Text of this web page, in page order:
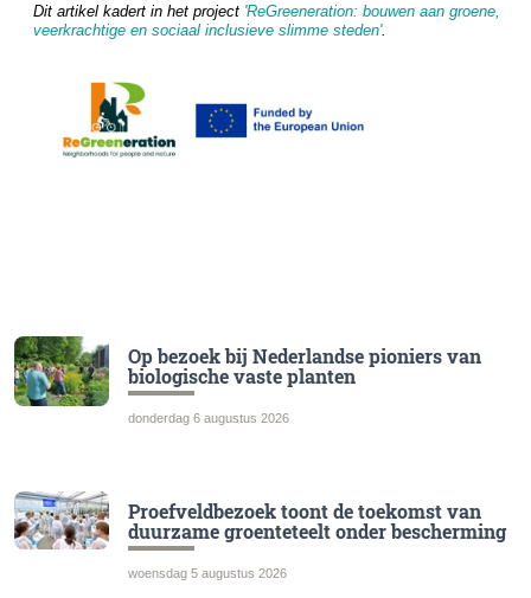
Dit artikel kadert in het project 'ReGreeneration: bouwen aan groene,
veerkrachtige en sociaal inclusieve slimme steden'.
Op bezoek bij Nederlandse pioniers van
biologische vaste planten
donderdag 6 augustus 2026
Proefveldbezoek toont de toekomst van
duurzame groenteteelt onder bescherming
woensdag 5 augustus 2026